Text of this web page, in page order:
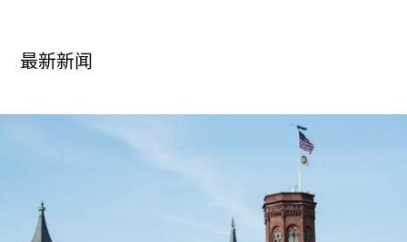
关注我们
最新新闻